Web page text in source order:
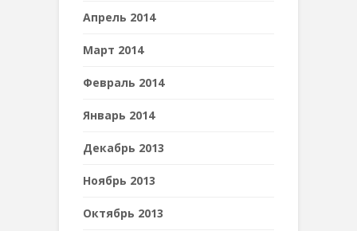
Апрель 2014
Март 2014
Февраль 2014
Январь 2014
Декабрь 2013
Ноябрь 2013
Октябрь 2013